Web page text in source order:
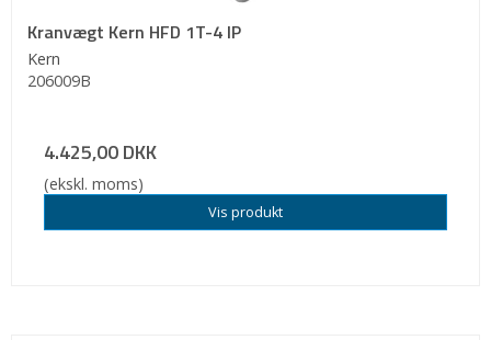
Kranvægt Kern HFD 1T-4 IP
Kern
206009B
4.425,00 DKK
(ekskl. moms)
Vis produkt